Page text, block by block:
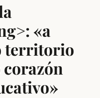
«a
territorio